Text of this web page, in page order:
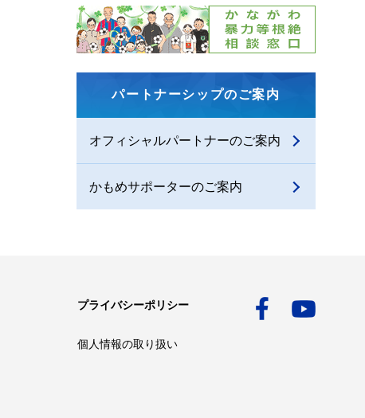
パートナーシップのご案内
オフィシャルパートナーのご案内
かもめサポーターのご案内
プライバシーポリシー
個人情報の取り扱い